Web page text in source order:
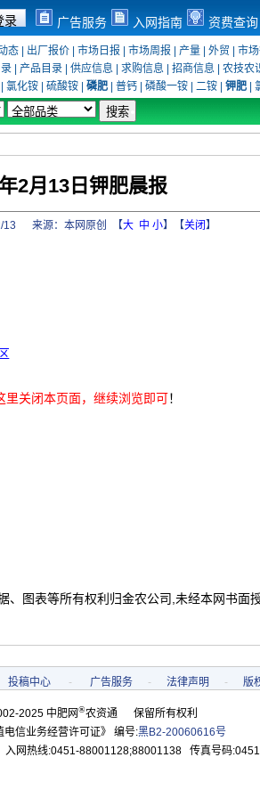
广告服务 入网指南 资费查询
态| 出厂报价| 市场日报 市场周报 产量| 外贸 市
产品目录 供应信息 求购信息 招商信息 农技农
氯化铵 硫酸铵 磷肥 普钙 磷酸一铵 二铵 钾肥
2月13日钾肥晨报
来源： 本网原创 【大 中 小】【关闭】
里关闭本页面，继续浏览即可！
图表等所有权利归金农公司,未经本网书面
投稿中心 - 广告服务 - 法律声明 - 版
2025 中肥网®农资通 保留所有权利
电信业务经营许可证》 编号:黑B2-20060616号
入网热线:0451-88001128;88001138 传真号码